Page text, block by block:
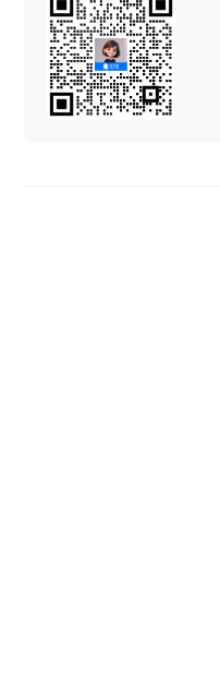
导览讲解-讲解
图像美化-图像替换
图像美化-去除设备
模型标注-模型修剪及补面
模型标注-物体标注
PC端编辑器-点位管理
点位管理-点位隐藏
PC端编辑器-空间快照
空间快照-空间快照
分享操作